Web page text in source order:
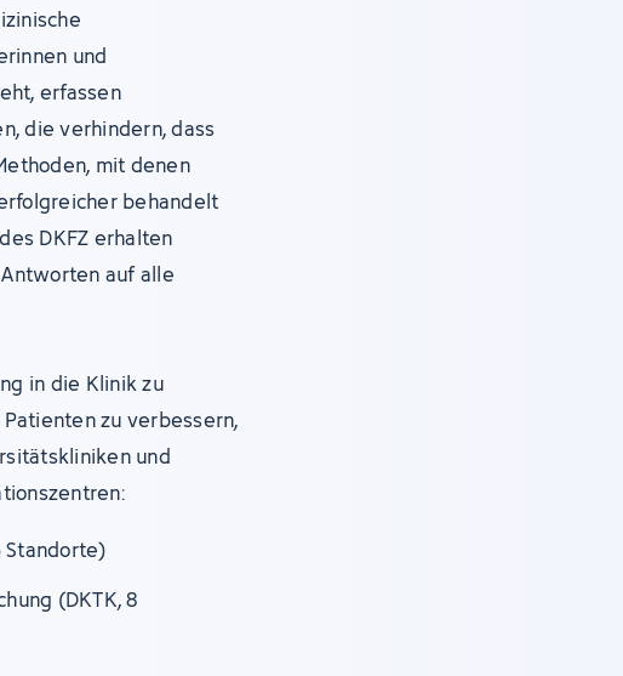
und
erfassen
die verhindern, dass
mit denen
behandelt
DKFZ erhalten
auf alle
in die Klinik zu
zu verbessern,
und
Standorte)
(DKTK, 8